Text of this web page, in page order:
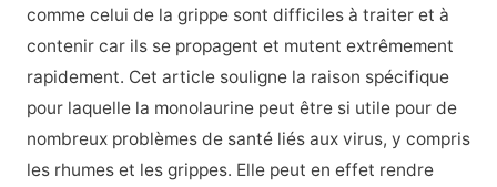
comme celui de la grippe sont difficiles à traiter et à
contenir car ils se propagent et mutent extrêmement
rapidement. Cet article souligne la raison spécifique
pour laquelle la monolaurine peut être si utile pour de
nombreux problèmes de santé liés aux virus, y compris
les rhumes et les grippes. Elle peut en effet rendre